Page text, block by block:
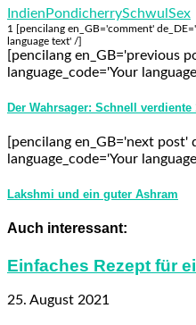
Indien PondicherrySchwul Sex
1 [pencilang en_GB='comment'
language text' /]
[pencilang en_GB='previous
language_code='Your
Der Wahrsager: Schnell verdiente
[pencilang en_GB='next post'
language_code='Your
Lakshmi und ein guter Ashram
Auch interessant:
Einfaches Rezept für
25. August 2021